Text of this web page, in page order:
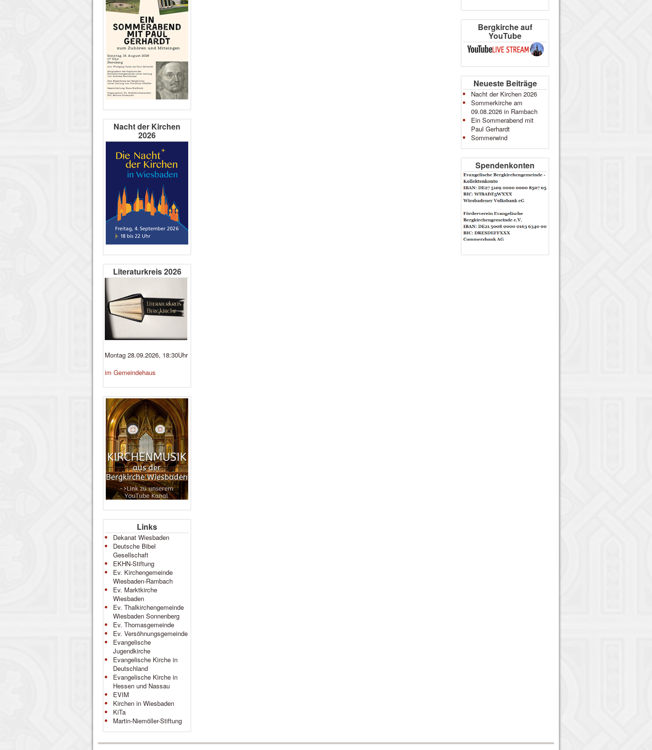
Nacht der Kirchen
2026
Literaturkreis 2026
Montag 28.09.2026, 18:30Uhr
im Gemeindehaus
Links
Dekanat Wiesbaden
Deutsche Bibel
Gesellschaft
EKHN-Stiftung
Ev. Kirchengemeinde
Wiesbaden-Rambach
Ev. Marktkirche
Wiesbaden
Ev. Thalkirchengemeinde
Wiesbaden Sonnenberg
Ev. Thomasgemeinde
Ev. Versöhnungsgemeinde
Evangelische
Jugendkirche
Evangelische Kirche in
Deutschland
Evangelische Kirche in
Hessen und Nassau
EVIM
Kirchen in Wiesbaden
KiTa
Martin-Niemöller-Stiftung
Bergkirche auf
YouTube
Neueste Beiträge
Nacht der Kirchen 2026
Sommerkirche am
09.08.2026 in Rambach
Ein Sommerabend mit
Paul Gerhardt
Sommerwind
Spendenkonten